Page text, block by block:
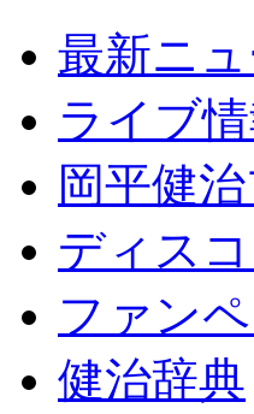
最新ニ
ライブ
岡平健
ディス
ファン
健治辞典